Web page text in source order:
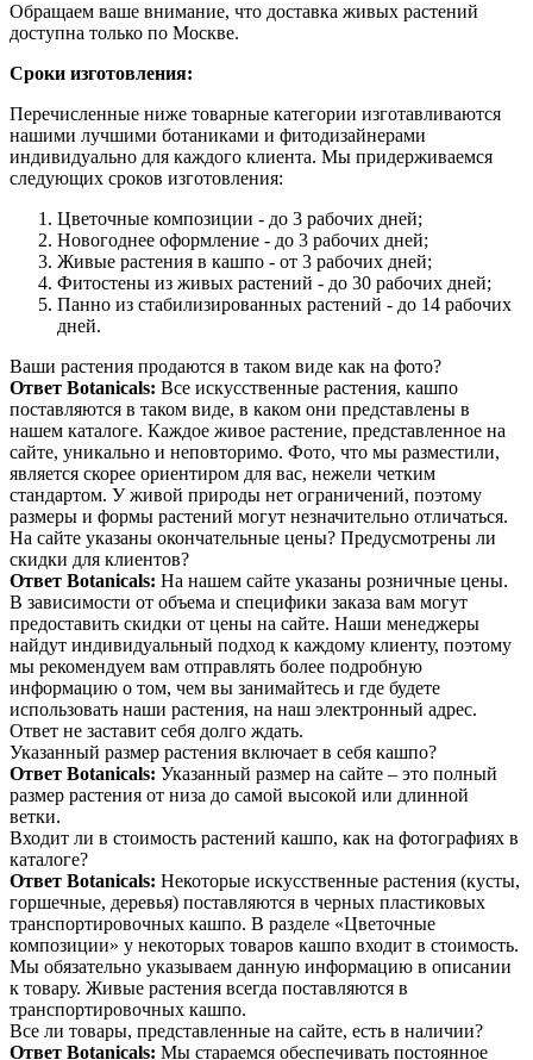
Обращаем ваше внимание, что доставка живых растений
доступна только по Москве.
Сроки изготовления:
Перечисленные ниже товарные категории изготавливаются
нашими лучшими ботаниками и фитодизайнерами
индивидуально для каждого клиента. Мы придерживаемся
следующих сроков изготовления:
Цветочные композиции - до 3 рабочих дней;
Новогоднее оформление - до 3 рабочих дней;
Живые растения в кашпо - от 3 рабочих дней;
Фитостены из живых растений - до 30 рабочих дней;
Панно из стабилизированных растений - до 14 рабочих
дней.
Ваши растения продаются в таком виде как на фото?
Ответ Botanicals: Все искусственные растения, кашпо
поставляются в таком виде, в каком они представлены в
нашем каталоге. Каждое живое растение, представленное на
сайте, уникально и неповторимо. Фото, что мы разместили,
является скорее ориентиром для вас, нежели четким
стандартом. У живой природы нет ограничений, поэтому
размеры и формы растений могут незначительно отличаться.
На сайте указаны окончательные цены? Предусмотрены ли
скидки для клиентов?
Ответ Botanicals: На нашем сайте указаны розничные цены.
В зависимости от объема и специфики заказа вам могут
предоставить скидки от цены на сайте. Наши менеджеры
найдут индивидуальный подход к каждому клиенту, поэтому
мы рекомендуем вам отправлять более подробную
информацию о том, чем вы занимайтесь и где будете
использовать наши растения, на наш электронный адрес.
Ответ не заставит себя долго ждать.
Указанный размер растения включает в себя кашпо?
Ответ Botanicals: Указанный размер на сайте – это полный
размер растения от низа до самой высокой или длинной
ветки.
Входит ли в стоимость растений кашпо, как на фотографиях в
каталоге?
Ответ Botanicals: Некоторые искусственные растения (кусты,
горшечные, деревья) поставляются в черных пластиковых
транспортировочных кашпо. В разделе «Цветочные
композиции» у некоторых товаров кашпо входит в стоимость.
Мы обязательно указываем данную информацию в описании
к товару. Живые растения всегда поставляются в
транспортировочных кашпо.
Все ли товары, представленные на сайте, есть в наличии?
Ответ Botanicals: Мы стараемся обеспечивать постоянное